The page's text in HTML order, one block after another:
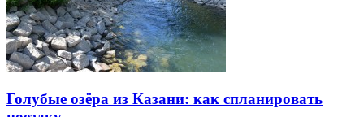
Голубые озёра из Казани: как спланировать